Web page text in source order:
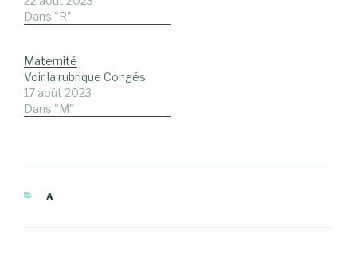
Dans "R"
Maternité
Voir la rubrique Congés
17 août 2023
Dans "M"
CATÉGORIES
A